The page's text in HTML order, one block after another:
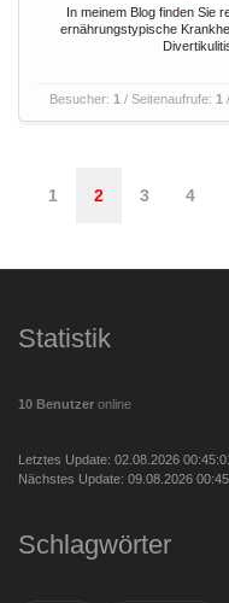
In meinem Blog finden Sie
ernährungstypische
Besucher: 1 / Seitenaufrufe: 1
1 2 3 4
Statistik
10 Benutzer online
Letztes Update: 02.08.2026
Nächstes Update: 09.08.2026
Schlagwörter